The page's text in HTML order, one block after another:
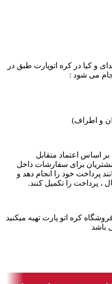
و کیا در کره اتوپارت طبق در
می شود :
و اطراف)
اساس اعتماد متقابل
برای سفارشات داخل
پرداخت خود را انجام دهد و
، پرداخت را تکمیل کنند.
کره اتو پارت تهیه میکنید
باشد